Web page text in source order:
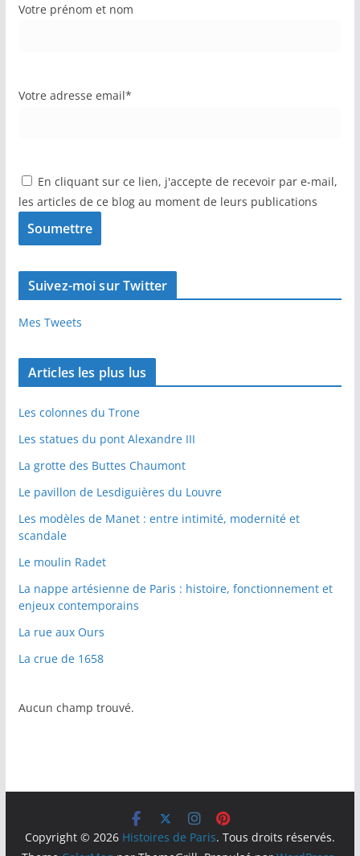
Votre prénom et nom
Votre adresse email*
En cliquant sur ce lien, j'accepte de recevoir par e-mail,
les articles de ce blog au moment de leurs publications
Suivez-moi sur Twitter
Mes Tweets
Articles les plus lus
Les colonnes du Trone
Les statues du pont Alexandre III
La grotte des Buttes Chaumont
Le pavillon de Lesdiguières du Louvre
Les modèles de Manet : entre intimité, modernité et
scandale
Le moulin Radet
La nappe artésienne de Paris : histoire, fonctionnement et
enjeux contemporains
La rue aux Ours
La crue de 1658
Aucun champ trouvé.
Copyright © 2026 Histoires de Paris. Tous droits réservés.